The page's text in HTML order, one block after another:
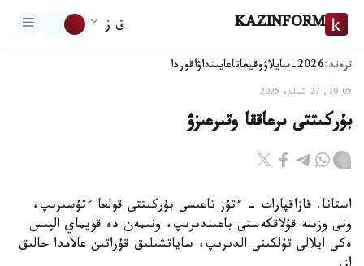
KAZINFORM ق ز
ترەند:2026-سايلاۋ وقيعاتاعايىنداۋاقوردا
10:05, 27 شىلدە 2025
بۇركىتتى ىرعاققا وتىرعىزۋ
استانا. قازاقپارات - ءتۇز تاعىسى بۇركىتتى قولعا ءتۇسىرىپ،
ونى وزىنە قۇلاقكەستى باعىندىرىپ، ونىمەن دە قويماي الپىس
ەكى ايلالى تۇلكىنى الدىرىپ، ساياتشىلىق قۇراتىن عالامدا حالىق